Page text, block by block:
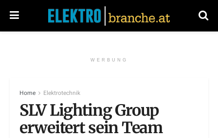
WERBUNG
Home Elektrotechnik
SLV Lighting Group
erweitert sein Team